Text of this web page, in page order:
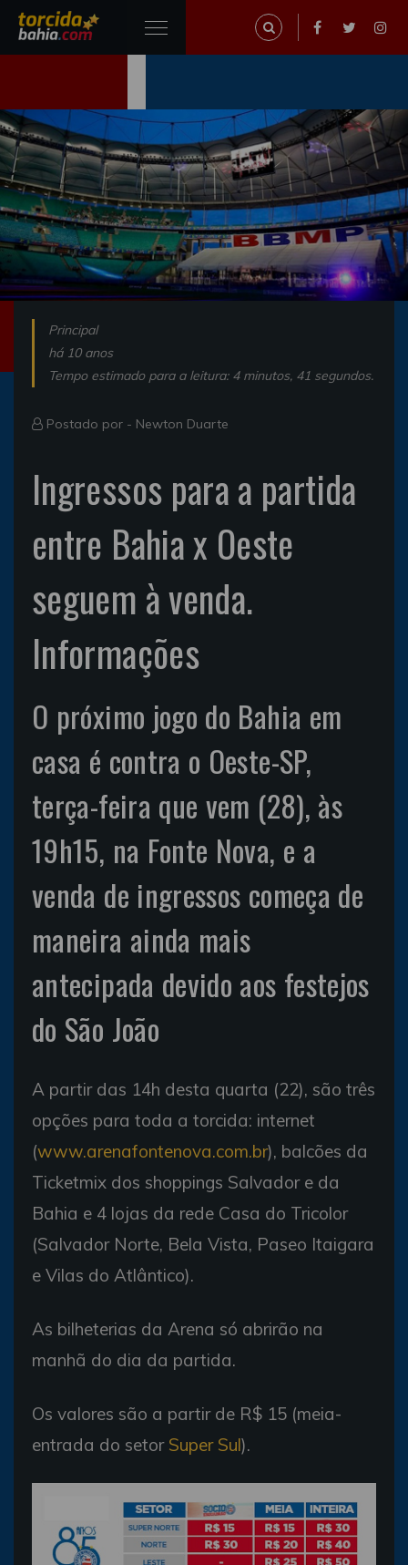
Principal
há 10 anos
Tempo estimado para a leitura: 4 minutos, 41 segundos.
Postado por - Newton Duarte
Ingressos para a partida
entre Bahia x Oeste
seguem à venda.
Informações
O próximo jogo do Bahia em
casa é contra o Oeste-SP,
terça-feira que vem (28), às
19h15, na Fonte Nova, e a
venda de ingressos começa de
maneira ainda mais
antecipada devido aos festejos
do São João
A partir das 14h desta quarta (22), são três
opções para toda a torcida: internet
(www.arenafontenova.com.br), balcões da
Ticketmix dos shoppings Salvador e da
Bahia e 4 lojas da rede Casa do Tricolor
(Salvador Norte, Bela Vista, Paseo Itaigara
e Vilas do Atlântico).
As bilheterias da Arena só abrirão na
manhã do dia da partida.
Os valores são a partir de R$ 15 (meia-
entrada do setor Super Sul).